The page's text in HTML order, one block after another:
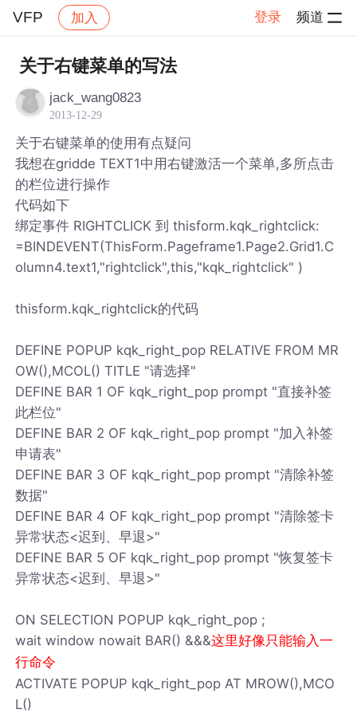
VFP 加入 登录 频道
社区 VFP 帖子详情
关于右键菜单的写法
jack_wang0823
2013-12-29
关于右键菜单的使用有点疑问
我想在gridde TEXT1中用右键激活一个菜单,多所点击
的栏位进行操作
代码如下
绑定事件 RIGHTCLICK 到 thisform.kqk_rightclick:
=BINDEVENT(ThisForm.Pageframe1.Page2.Grid1.C
olumn4.text1,"rightclick",this,"kqk_rightclick" )
thisform.kqk_rightclick的代码
DEFINE POPUP kqk_right_pop RELATIVE FROM MR
OW(),MCOL() TITLE "请选择"
DEFINE BAR 1 OF kqk_right_pop prompt "直接补签
此栏位"
DEFINE BAR 2 OF kqk_right_pop prompt "加入补签
申请表"
DEFINE BAR 3 OF kqk_right_pop prompt "清除补签
数据"
DEFINE BAR 4 OF kqk_right_pop prompt "清除签卡
异常状态<迟到、早退>"
DEFINE BAR 5 OF kqk_right_pop prompt "恢复签卡
异常状态<迟到、早退>"
ON SELECTION POPUP kqk_right_pop ;
wait window nowait BAR() &&&这里好像只能输入一
行命令
ACTIVATE POPUP kqk_right_pop AT MROW(),MCO
L()